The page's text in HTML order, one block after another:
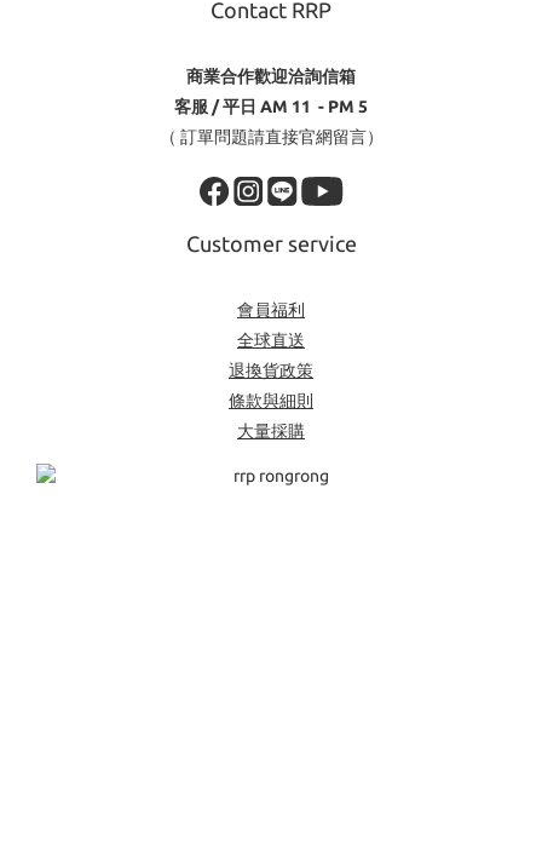
Contact RRP
商業合作歡迎洽詢信箱
客服 / 平日 AM 11 - PM 5
（ 訂單問題請直接官網留言）
Customer service
會員福利
全球直送
退換貨政策
條款與細則
大量採購